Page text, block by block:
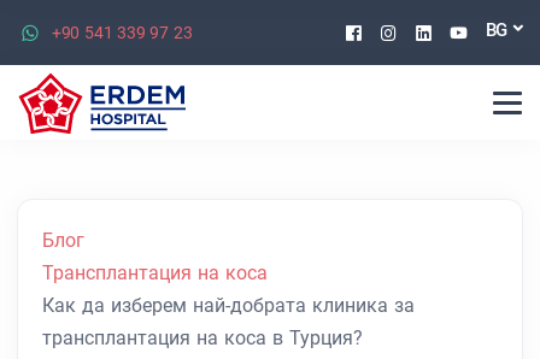
+90 541 339 97 23 Facebook
Instagram
Linkedin
BG
Блог
Трансплантация на коса
Как да изберем най-добрата клиника за
трансплантация на коса в Турция?